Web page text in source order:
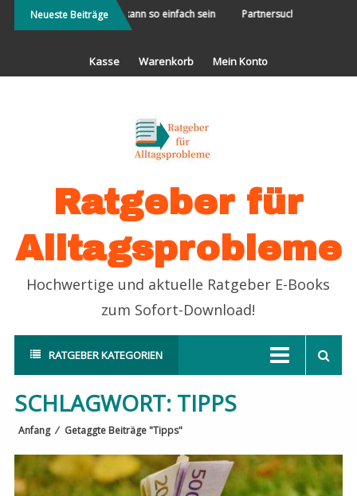
Direkt
zum
Neueste Beiträge
Neues Geld sparen kann so einfach sein Partnersuche leicht
Kasse Warenkorb Mein Konto
Ratgeber für
Alltagsprobleme
Hochwertige und aktuelle Ratgeber E-Books
zum Sofort-Download!
RATGEBER KATEGORIEN
SCHLAGWORT: TIPPS
Anfang ⁄ Getaggte Beiträge "Tipps"